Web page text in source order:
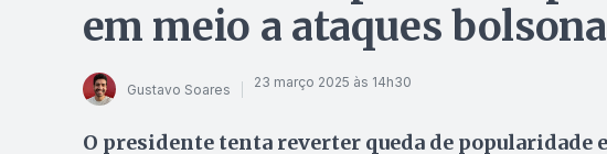
em meio a ataques
Gustavo Soares 23 março 2025 às 14h30
O presidente tenta reverter queda de